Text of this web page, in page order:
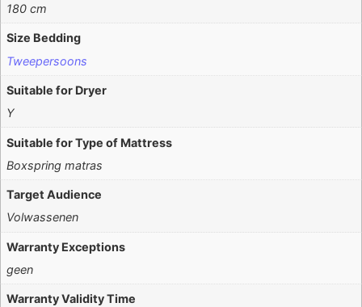
180 cm
Size Bedding
Tweepersoons
Suitable for Dryer
Y
Suitable for Type of Mattress
Boxspring matras
Target Audience
Volwassenen
Warranty Exceptions
geen
Warranty Validity Time